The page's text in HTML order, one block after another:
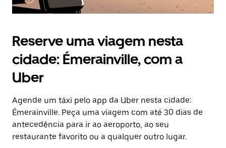
Reserve uma viagem nesta
cidade: Émerainville, com a
Uber
Agende um táxi pelo app da Uber nesta cidade:
Émerainville. Peça uma viagem com até 30 dias de
antecedência para ir ao aeroporto, ao seu
restaurante favorito ou a qualquer outro lugar.